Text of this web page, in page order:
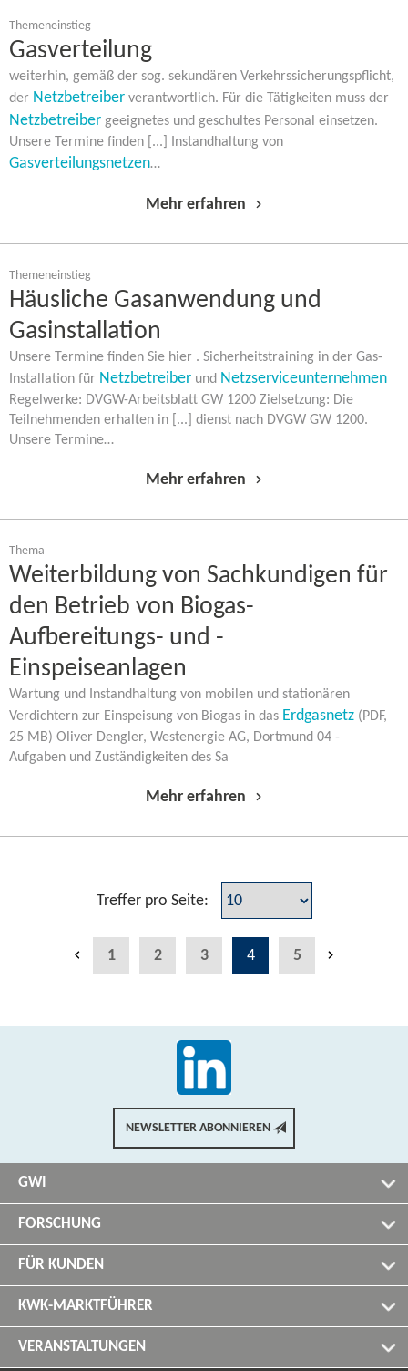
Themeneinstieg
Gasverteilung
weiterhin, gemäß der sog. sekundären Verkehrssicherungspflicht,
der Netzbetreiber verantwortlich. Für die Tätigkeiten muss der
Netzbetreiber geeignetes und geschultes Personal einsetzen.
Unsere Termine finden [...] Instandhaltung von
Gasverteilungsnetzen…
Mehr erfahren
Themeneinstieg
Häusliche Gasanwendung und
Gasinstallation
Unsere Termine finden Sie hier . Sicherheitstraining in der Gas-​
Installation für Netzbetreiber und Netzserviceunternehmen
Regelwerke: DVGW-​Arbeitsblatt GW 1200 Zielsetzung: Die
Teilnehmenden erhalten in [...] dienst nach DVGW GW 1200.
Unsere Termine…
Mehr erfahren
Thema
Weiterbildung von Sachkundigen für
den Betrieb von Biogas-​
Aufbereitungs- und -​
Einspeiseanlagen
Wartung und Instandhaltung von mobilen und stationären
Verdichtern zur Einspeisung von Biogas in das Erdgasnetz (PDF,
25 MB) Oliver Dengler, Westenergie AG, Dortmund 04 -
Aufgaben und Zuständigkeiten des Sa
Mehr erfahren
Treffer pro Seite:
1 2 3 4 5
NEWSLETTER ABONNIEREN
GWI
FORSCHUNG
FÜR KUNDEN
KWK-MARKTFÜHRER
VERANSTALTUNGEN